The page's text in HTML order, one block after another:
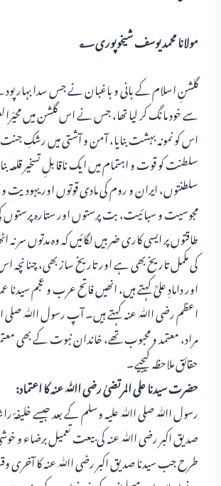
مولانا محمد یوسف شیخوپوری؂
گلشنِ اسلام کے بانی و باغبان نے جس سدا بہار
سے خود مانگ کر لیا تھا، جس نے اس گلشن میں
اس کو نمونہ بہشت بنایا، آمن و آشتی میں رشکِ جنت
سلطنت کو قوت و اہتمام میں ایک ناقابلِ تسخیر قلعہ
سلطنتوں، ایران و روم کی مادی قوتوں اور یہودیت
مجوسیت و سبائیت، بت پرستوں اور ستارہ پرستوں
طاقتوں پر ایسی کاری ضربیں لگائیں کہ وہ مدتوں سر
کی مکمل تاریخ بھی ہے اور تاریخ ساز بھی، چنانچہ
اور دامادِ علیؒ کہتے ہیں، انھیں فاتح عرب و عجم
اعظم رضی اﷲ عنہ کہتے ہیں۔ آپ رسول اﷲ صلی
مراد، معتمد و محبوب تھے، خاندان نبوت کے بھی
حقائق ملاحظہ کیجیے۔
حضرت سیدنا علی المرتضیٰ رضی اﷲ عنہ کا اعتماد:
رسول اﷲ صلی اﷲ علیہ وسلم کے بعد جیسے خلیفۂ
صدیق اکبر رضی اﷲ عنہ کی بیعت تعمیل برضاء و
طرح جب سیدنا صدیق اکبر رضی اﷲ عنہ کا آخری